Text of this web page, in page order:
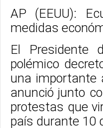
AP (EEUU):
medidas
El Presidente
polémico
una importante
anunció junto
protestas que
país durante 10